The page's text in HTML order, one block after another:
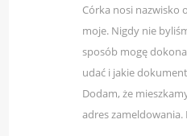
Córka nosi nazwisko
moje. Nigdy nie
sposób mogę
udać i jakie
Dodam, że
adres zameldowania.